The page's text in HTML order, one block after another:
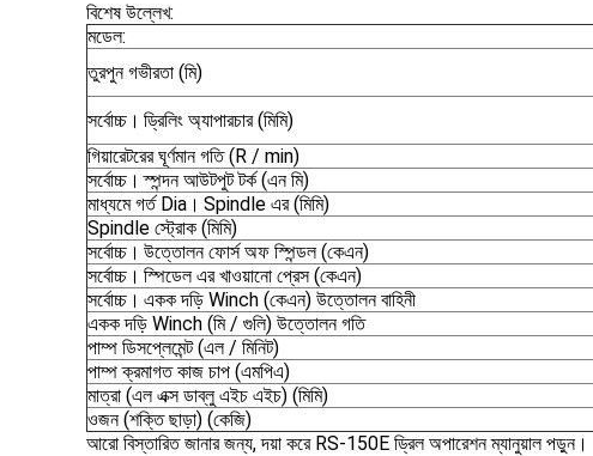
বিশেষ উল্লেখ:
মডেল:
তুরপুন গভীরতা (মি)
সর্বোচ্চ। ড্রিলিং অ্যাপারচার (মিমি)
গিয়ারেটরের ঘূর্ণমান গতি (R / min)
সর্বোচ্চ। স্পন্দন আউটপুট টর্ক (এন মি)
মাধ্যমে গর্ত Dia। Spindle এর (মিমি)
Spindle স্ট্রোক (মিমি)
সর্বোচ্চ। উত্তোলন ফোর্স অফ স্পিন্ডল (কেএন)
সর্বোচ্চ। স্পিডেল এর খাওয়ানো প্রেস (কেএন)
সর্বোচ্চ। একক দড়ি Winch (কেএন) উত্তোলন বাহিনী
একক দড়ি Winch (মি / গুলি) উত্তোলন গতি
পাম্প ডিসপ্লেমেন্ট (এল / মিনিট)
পাম্প ক্রমাগত কাজ চাপ (এমপিএ)
মাত্রা (এল এক্স ডাব্লু এইচ এইচ) (মিমি)
ওজন (শক্তি ছাড়া) (কেজি)
আরো বিস্তারিত জানার জন্য, দয়া করে RS-150E ড্রিল অপারেশন ম্যানুয়াল পড়ুন।